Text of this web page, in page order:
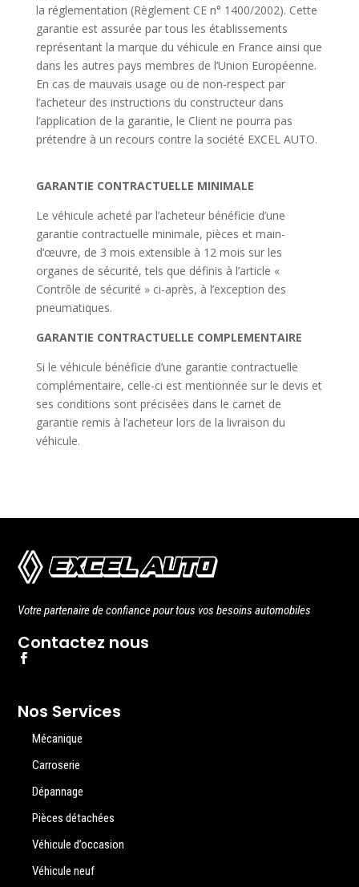
la réglementation (Règlement CE n° 1400/2002). Cette
garantie est assurée par tous les établissements
représentant la marque du véhicule en France ainsi que
dans les autres pays membres de l’Union Européenne.
En cas de mauvais usage ou de non-respect par
l’acheteur des instructions du constructeur dans
l’application de la garantie, le Client ne pourra pas
prétendre à un recours contre la société EXCEL AUTO.
GARANTIE CONTRACTUELLE MINIMALE
Le véhicule acheté par l’acheteur bénéficie d’une
garantie contractuelle minimale, pièces et main-
d’œuvre, de 3 mois extensible à 12 mois sur les
organes de sécurité, tels que définis à l’article «
Contrôle de sécurité » ci-après, à l’exception des
pneumatiques.
GARANTIE CONTRACTUELLE COMPLEMENTAIRE
Si le véhicule bénéficie d’une garantie contractuelle
complémentaire, celle-ci est mentionnée sur le devis et
ses conditions sont précisées dans le carnet de
garantie remis à l’acheteur lors de la livraison du
véhicule.
Votre partenaire de confiance pour tous vos besoins automobiles
Contactez nous
Nos Services
Mécanique
Carroserie
Dépannage
Pièces détachées
Véhicule d’occasion
Véhicule neuf